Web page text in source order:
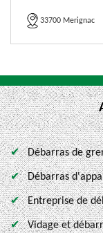
33700 Merignac
Débarras de
Débarras
Entreprise de
Vidage et